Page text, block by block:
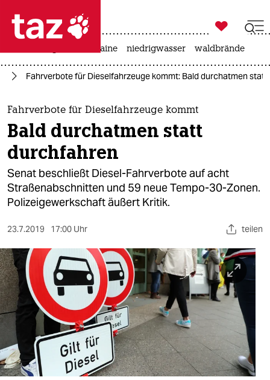
 taz zahl ich
taz zahl ich
themen
politik
öko
gesellschaft
sport
berlin
nord
wahrheit
verlag
verlag

taz zahl ich
krieg in der ukraine niedrigwasser waldbrände
Fahrverbote für Dieselfahrzeuge kommt: Bald durchatmen
Fahrverbote für Dieselfahrzeuge kommt
Bald durchatmen statt
durchfahren
Senat beschließt Diesel-Fahrverbote auf acht
Straßenabschnitten und 59 neue Tempo-30-Zonen.
Polizeigewerkschaft äußert Kritik.
23.7.2019 17:00 Uhr teilen